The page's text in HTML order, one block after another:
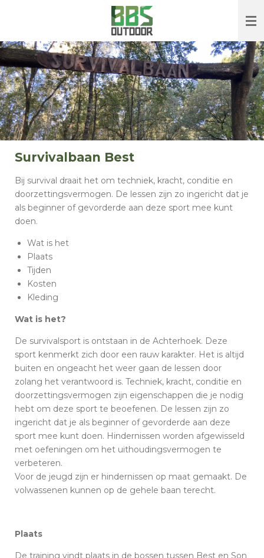
de
hoofdinhoud
Survivalbaan Best
Bij survival draait het om techniek, kracht, conditie en
doorzettingsvermogen. De lessen zijn zo ingericht dat je
als beginner of gevorderde aan deze sport mee kunt
doen.
Wat is het
Plaats
Tijden
Kosten
Kleding
Wat is het?
De survivalsport is ontstaan in de Achterhoek. Deze
sport kenmerkt zich door een rauw karakter. Het is altijd
buiten en ongeacht het weer gaan de lessen door
zolang het verantwoord is. Techniek, kracht, conditie en
doorzettingsvermogen zijn eigenschappen die je nodig
hebt om deze sport te beoefenen. De lessen zijn zo
ingericht dat je als beginner of gevorderde aan deze
sport mee kunt doen. Hindernissen worden afgewisseld
met oefeningen om het uithoudingsvermogen te
verbeteren.
Voor de jeugd zijn er hindernissen op maat gemaakt. De
volwassenen kunnen op de gehele baan terecht.
Plaats
De training vindt plaats in de bossen tussen Best en Son